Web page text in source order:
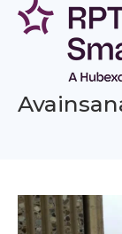
Siirry
sisältöön